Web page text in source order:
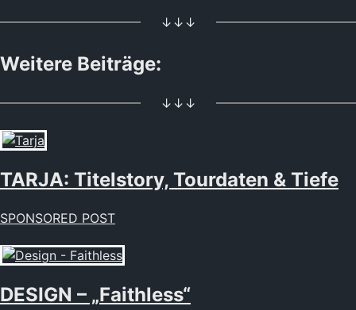
↓↓↓
Weitere Beiträge:
↓↓↓
TARJA: Titelstory, Tourdaten & Tiefe
SPONSORED POST
DESIGN – „Faithless“